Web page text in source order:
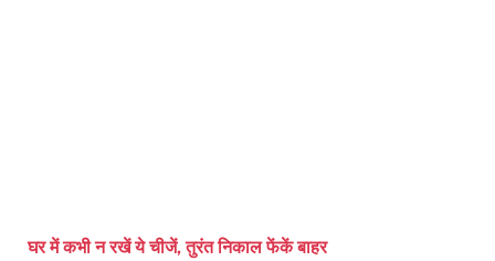
घर में कभी न रखें ये चीजें, तुरंत निकाल फेंकें बाहर